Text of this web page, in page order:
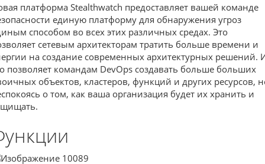
платформа Stealthwatch предоставляет вашей команде
единую платформу для обнаружения угроз
способом во всех этих различных средах. Это
сетевым архитекторам тратить больше времени и
на создание современных архитектурных решений.
позволяет командам DevOps создавать больше больших
объектов, кластеров, функций и других ресурсов,
о том, как ваша организация будет их хранить и